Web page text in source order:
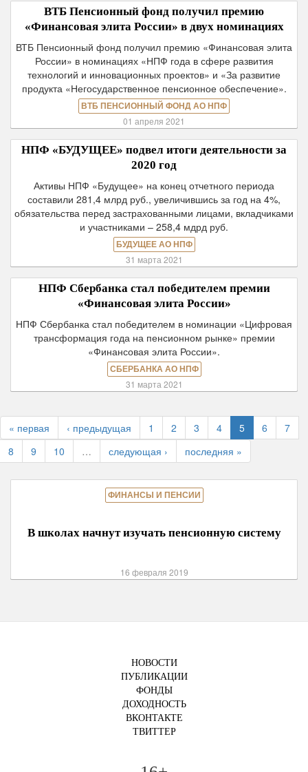
ВТБ Пенсионный фонд получил премию
«Финансовая элита России» в двух номинациях
ВТБ Пенсионный фонд получил премию «Финансовая элита
России» в номинациях «НПФ года в сфере развития
технологий и инновационных проектов» и «За развитие
продукта «Негосударственное пенсионное обеспечение».
ВТБ ПЕНСИОННЫЙ ФОНД АО НПФ
01 апреля 2021
НПФ «БУДУЩЕЕ» подвел итоги деятельности за
2020 год
Активы НПФ «Будущее» на конец отчетного периода
составили 281,4 млрд руб., увеличившись за год на 4%,
обязательства перед застрахованными лицами, вкладчиками
и участниками – 258,4 мдрд руб.
БУДУЩЕЕ АО НПФ
31 марта 2021
НПФ Сбербанка стал победителем премии
«Финансовая элита России»
НПФ Сбербанка стал победителем в номинации «Цифровая
трансформация года на пенсионном рынке» премии
«Финансовая элита России».
СБЕРБАНКА АО НПФ
31 марта 2021
« первая ‹ предыдущая 1 2 3 4 5 6
7
8
9 10 … следующая › последняя »
ФИНАНСЫ И ПЕНСИИ
В школах начнут изучать пенсионную систему
16 февраля 2019
НОВОСТИ
ПУБЛИКАЦИИ
ФОНДЫ
ДОХОДНОСТЬ
ВКОНТАКТЕ
ТВИТТЕР